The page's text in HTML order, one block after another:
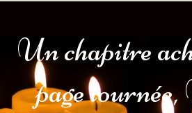
Un chapitre
page